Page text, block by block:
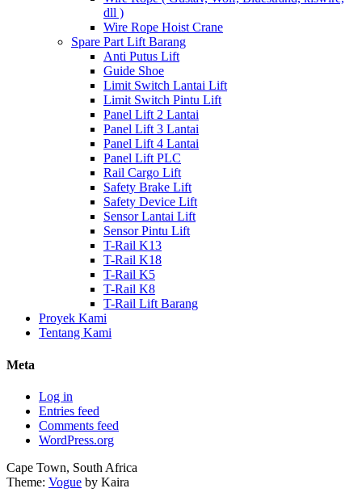
dll )
Wire Rope Hoist Crane
Spare Part Lift Barang
Anti Putus Lift
Guide Shoe
Limit Switch Lantai Lift
Limit Switch Pintu Lift
Panel Lift 2 Lantai
Panel Lift 3 Lantai
Panel Lift 4 Lantai
Panel Lift PLC
Rail Cargo Lift
Safety Brake Lift
Safety Device Lift
Sensor Lantai Lift
Sensor Pintu Lift
T-Rail K13
T-Rail K18
T-Rail K5
T-Rail K8
T-Rail Lift Barang
Proyek Kami
Tentang Kami
Meta
Log in
Entries feed
Comments feed
WordPress.org
Cape Town, South Africa
Theme: Vogue by Kaira